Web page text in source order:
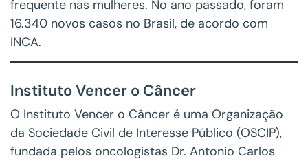
frequente nas mulheres. No ano passado, foram
16.340 novos casos no Brasil, de acordo com
INCA.
Instituto Vencer o Câncer
O Instituto Vencer o Câncer é uma Organização
da Sociedade Civil de Interesse Público (OSCIP),
fundada pelos oncologistas Dr. Antonio Carlos